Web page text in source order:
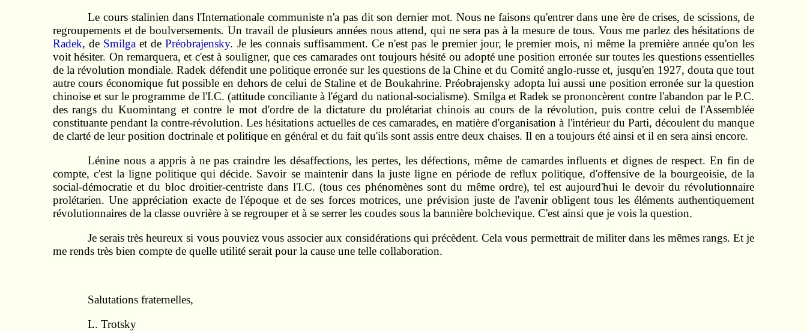
Le cours stalinien dans l'Internationale communiste n'a pas dit son dernier mot. Nous ne faisons qu'entrer dans une ère de crises, de scissions, de
regroupements et de boulversements. Un travail de plusieurs années nous attend, qui ne sera pas à la mesure de tous. Vous me parlez des hésitations de
Radek, de Smilgaet dePréobrajensky. Je les connais suffisamment. Ce n'est pas le premier jour, le premier mois, ni même la première année qu'on les
voit hésiter. On remarquera, et c'est à souligner, que ces camarades ont toujours hésité ou adopté une position erronée sur toutes les questions essentielles
de la révolution mondiale. Radek défendit une politique erronée sur les questions de la Chine et du Comité anglo-russe et, jusqu'en 1927, douta que tout
autre cours économique fut possible en dehors de celui de Staline et de Boukahrine. Préobrajensky adopta lui aussi une position erronée sur la question
chinoise et sur le programme de l'I.C. (attitude conciliante à l'égard du national-socialisme). Smilga et Radek se prononcèrent contre l'abandon par le P.C.
des rangs du Kuomintang et contre le mot d'ordre de la dictature du prolétariat chinois au cours de la révolution, puis contre celui de l'Assemblée
constituante pendant la contre-révolution. Les hésitations actuelles de ces camarades, en matière d'organisation à l'intérieur du Parti, découlent du manque
de clarté de leur position doctrinale et politique en général et du fait qu'ils sont assis entre deux chaises. Il en a toujours été ainsi et il en sera ainsi encore.
Lénine nous a appris à ne pas craindre les désaffections, les pertes, les défections, même de camardes influents et dignes de respect. En fin de
compte, c'est la ligne politique qui décide. Savoir se maintenir dans la juste ligne en période de reflux politique, d'offensive de la bourgeoisie, de la
social-démocratie et du bloc droitier-centriste dans l'I.C. (tous ces phénomènes sont du même ordre), tel est aujourd'hui le devoir du révolutionnaire
prolétarien. Une appréciation exacte de l'époque et de ses forces motrices, une prévision juste de l'avenir obligent tous les éléments authentiquement
révolutionnaires de la classe ouvrière à se regrouper et à se serrer les coudes sous la bannière bolchevique. C'est ainsi que je vois la question.
Je serais très heureux si vous pouviez vous associer aux considérations qui précèdent. Cela vous permettrait de militer dans les mêmes rangs. Et je
me rends très bien compte de quelle utilité serait pour la cause une telle collaboration.
Salutations fraternelles,
L. Trotsky